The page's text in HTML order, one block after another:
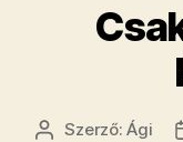
Bejegyzés
Szerző:Ági